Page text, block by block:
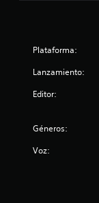
Plataforma:
Lanzamiento:
Editor:
Géneros:
Voz: